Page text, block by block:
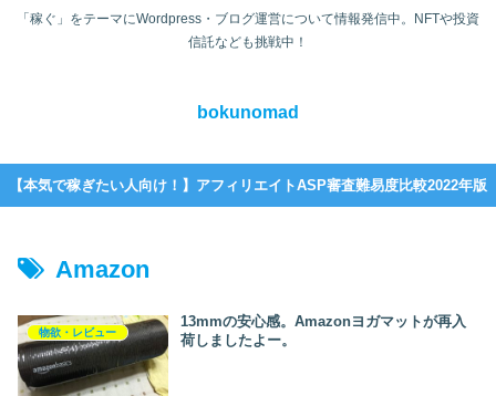
「稼ぐ」をテーマにWordpress・ブログ運営について情報発信中。NFTや投資
信託なども挑戦中！
bokunomad
【本気で稼ぎたい人向け！】アフィリエイトASP審査難易度比較2022年版
Amazon
物欲・レビュー
13mmの安心感。Amazonヨガマットが再入
荷しましたよー。